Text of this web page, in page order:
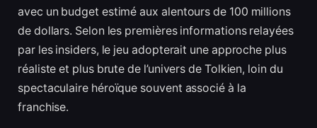
avec un budget estimé aux alentours de 100 millions
de dollars. Selon les premières informations relayées
par les insiders, le jeu adopterait une approche plus
réaliste et plus brute de l’univers de Tolkien, loin du
spectaculaire héroïque souvent associé à la
franchise.